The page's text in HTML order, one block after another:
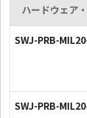
ハードウェア
SWJ-PRB-
SWJ-PRB-